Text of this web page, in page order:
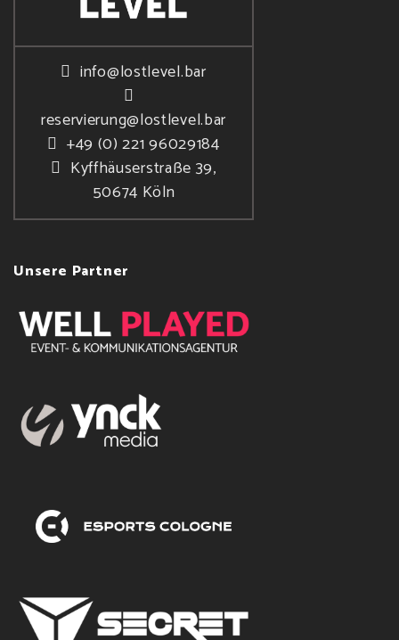
info@lostlevel.bar
reservierung@lostlevel.bar
+49 (0) 221 96029184
Kyffhäuserstraße 39,
50674 Köln
Unsere Partner